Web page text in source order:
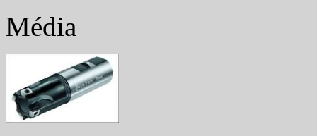
Média